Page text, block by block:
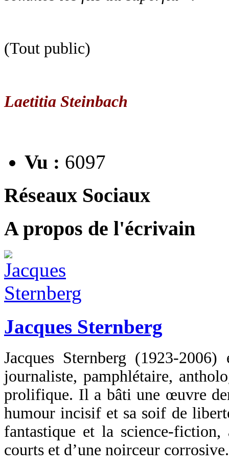
(Tout public)
Laetitia Steinbach
Vu : 6097
Réseaux Sociaux
A propos de l'écrivain
Jacques Sternberg
Jacques Sternberg (1923-
journaliste, pamphlétaire,
prolifique. Il a bâti une œuvre
humour incisif et sa soif de
fantastique et la science-fiction,
courts et d’une noirceur corrosive.